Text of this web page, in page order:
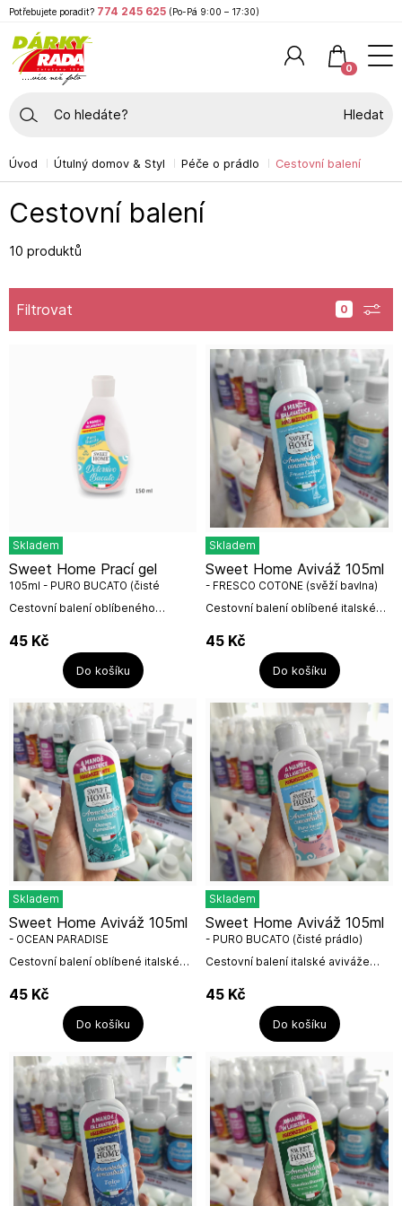
Úvod Útulný domov & Styl Péče o prádlo Cestovní balení
Cestovní balení
10 produktů
Filtrovat
Skladem
Cestovní balení oblíbeného
z kolekce Sweet Home. Prací gel
vystačí na 3 prací cykly a je vhodný
Sweet Home Prací gel
105ml - PURO BUCATO (čisté
prádlo)
45 Kč
Do košíku
Skladem
Cestovní balení oblíbené italské
bavlna) z kolekce Sweet Home.
Aviváž vystačí na 3 prací cykly a
Sweet Home Aviváž 105ml
- FRESCO COTONE (svěží bavlna)
45 Kč
Do košíku
Skladem
Cestovní balení oblíbené italské
Sweet Home. Aviváž vystačí na 3
prací cykly a je vhodná na
Sweet Home Aviváž 105ml
- OCEAN PARADISE
45 Kč
Do košíku
Skladem
Cestovní balení italské aviváže
vystačí na 3 prací cykly (3x 35ml),
aviváž je vhodná pro všechny...
Sweet Home Aviváž 105ml
- PURO BUCATO (čisté prádlo)
45 Kč
Do košíku
Potřebujete poradit? 774 245 625 (Po-Pá 9:00 – 17:30)
0
Hledat